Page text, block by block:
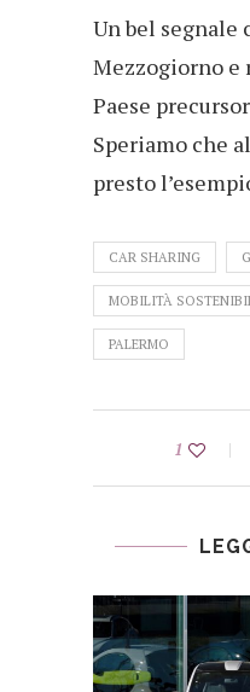
Un bel segnale
Mezzogiorno e
Paese
Speriamo che
presto
CAR SHARING
MOBILITÀ
PALERMO
1